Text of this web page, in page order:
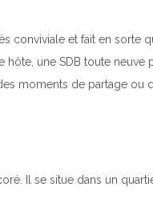
et fait en sorte
une SDB toute
moments de partage ou
Il se situe dans un